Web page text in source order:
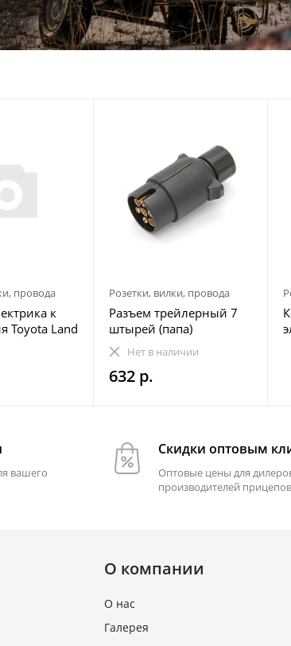
провода
к
Toyota Land
250 2023-
Розетки, вилки, провода
Разъем трейлерный 7
штырей (папа)
Нет в наличии
632 р.
вашего
Скидки оптовым
Оптовые цены для
производителей
О компании
О нас
Галерея